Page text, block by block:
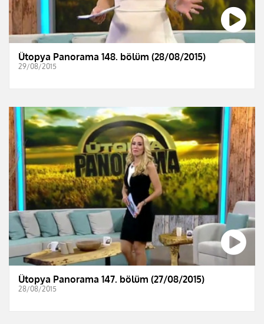
Ütopya Panorama 148. bölüm (28/08/2015)
29/08/2015
Ütopya Panorama 147. bölüm (27/08/2015)
28/08/2015